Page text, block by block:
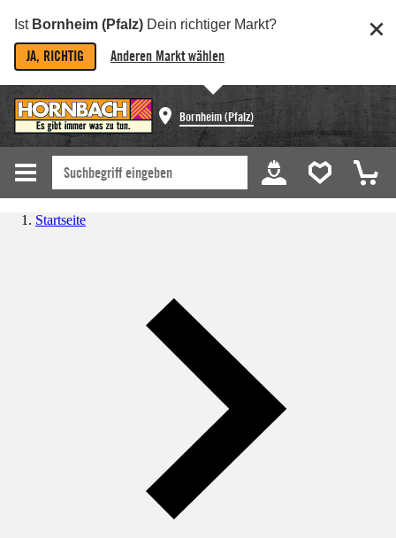
Ist Bornheim (Pfalz) Dein richtiger Markt?
JA, RICHTIG Anderen Markt wählen
Bornheim (Pfalz)
Startseite